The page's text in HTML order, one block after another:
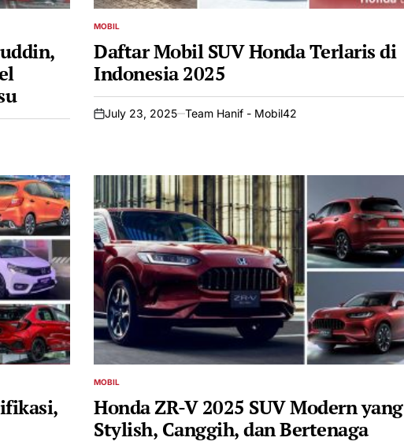
POSTED
MOBIL
Daftar Mobil SUV Honda Terlaris di
Indonesia 2025
on
July 23, 2025 Team Hanif - Mobil42
POSTED
MOBIL
Honda ZR-V 2025 SUV Modern yang
Stylish, Canggih, dan Bertenaga